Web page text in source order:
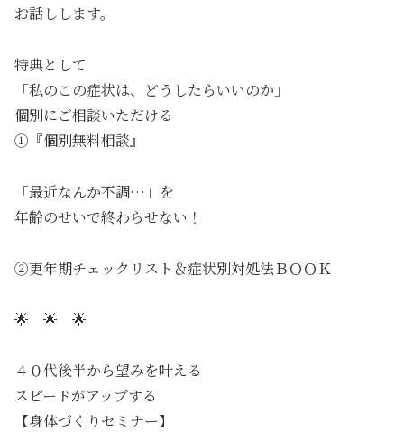
お話しします。
特典として
「私のこの症状は、どうしたらいいのか」
個別にご相談いただける
①『個別無料相談』
「最近なんか不調…」を
年齢のせいで終わらせない！
②更年期チェックリスト＆症状別対処法ＢＯＯＫ
🌟 🌟 🌟
４０代後半から望みを叶える
スピードがアップする
【身体づくりセミナー】